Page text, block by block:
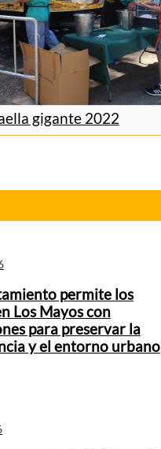
gigante 2022
permite los
Los Mayos con
para preservar la
y el entorno urbano